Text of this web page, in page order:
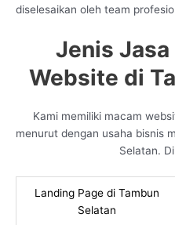
diselesaikan oleh team
Jenis
Website di
Kami memiliki macam
menurut dengan usaha bisnis
Selatan.
Landing Page di Tambun
Selatan